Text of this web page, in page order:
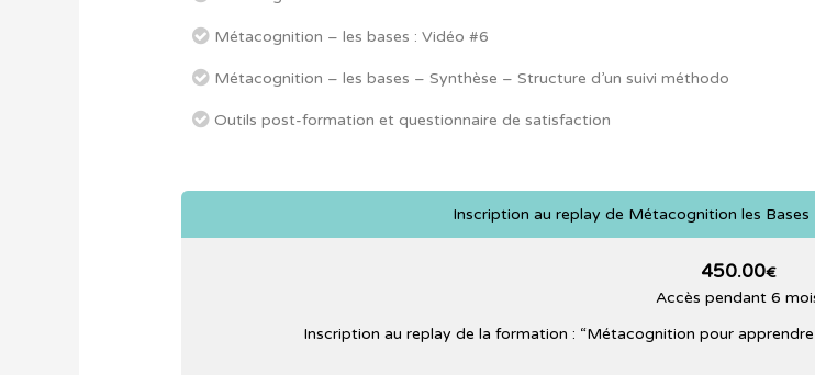
Métacognition – les bases : Vidéo #6
Métacognition – les bases – Synthèse – Structure d’un suivi méthodo
Outils post-formation et questionnaire de satisfaction
Inscription au replay de Métacognition les
450.00€
Accès pendant 6
Inscription au replay de la formation : “Métacognition pour